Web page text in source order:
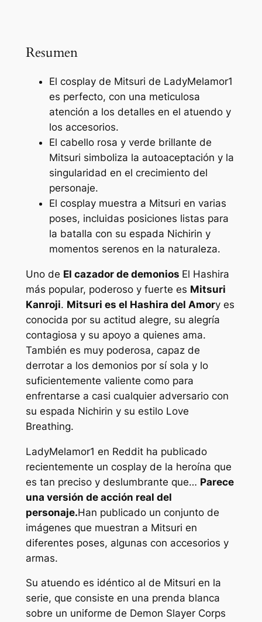
Resumen
El cosplay de Mitsuri de LadyMelamor1
es perfecto, con una meticulosa
atención a los detalles en el atuendo y
los accesorios.
El cabello rosa y verde brillante de
Mitsuri simboliza la autoaceptación y la
singularidad en el crecimiento del
personaje.
El cosplay muestra a Mitsuri en varias
poses, incluidas posiciones listas para
la batalla con su espada Nichirin y
momentos serenos en la naturaleza.
Uno de El cazador de demonios El Hashira
más popular, poderoso y fuerte es Mitsuri
Kanroji. Mitsuri es el Hashira del Amory es
conocida por su actitud alegre, su alegría
contagiosa y su apoyo a quienes ama.
También es muy poderosa, capaz de
derrotar a los demonios por sí sola y lo
suficientemente valiente como para
enfrentarse a casi cualquier adversario con
su espada Nichirin y su estilo Love
Breathing.
LadyMelamor1 en Reddit ha publicado
recientemente un cosplay de la heroína que
es tan preciso y deslumbrante que… Parece
una versión de acción real del
personaje.Han publicado un conjunto de
imágenes que muestran a Mitsuri en
diferentes poses, algunas con accesorios y
armas.
Su atuendo es idéntico al de Mitsuri en la
serie, que consiste en una prenda blanca
sobre un uniforme de Demon Slayer Corps